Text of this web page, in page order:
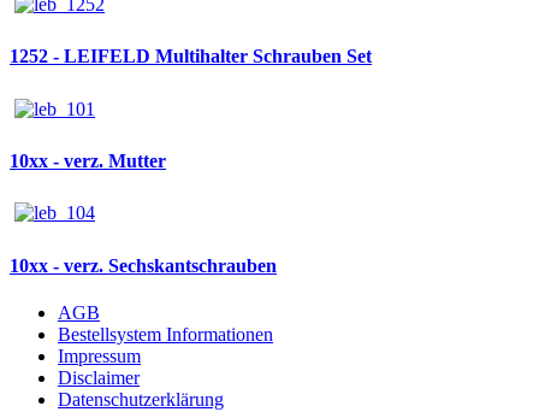
1252 - LEIFELD Multihalter Schrauben Set
10xx - verz. Mutter
10xx - verz. Sechskantschrauben
AGB
Bestellsystem Informationen
Impressum
Disclaimer
Datenschutzerklärung